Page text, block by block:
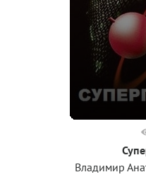
Владимир